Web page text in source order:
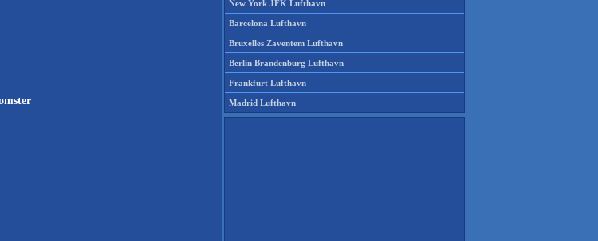
New York JFK Lufthavn
Barcelona Lufthavn
Bruxelles Zaventem Lufthavn
Berlin Brandenburg Lufthavn
Frankfurt Lufthavn
Madrid Lufthavn